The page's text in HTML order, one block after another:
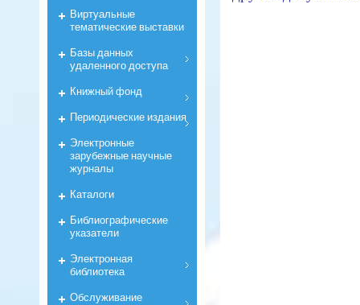
Виртуальные
тематические выставки
Базы данных
удаленного доступа
Книжный фонд
Периодические издания
Электронные
зарубежные научные
журналы
Каталоги
Библиографические
указатели
Электронная
библиотека
Обслуживание